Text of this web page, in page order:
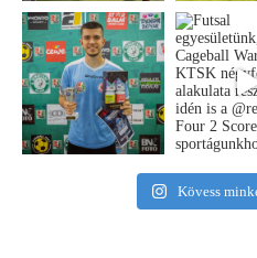
Kövess